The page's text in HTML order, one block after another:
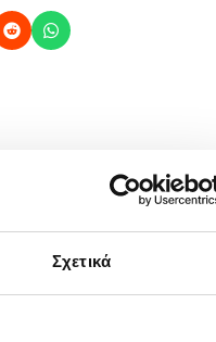
Σχετικά
Blue Glow και
με σχήμα που